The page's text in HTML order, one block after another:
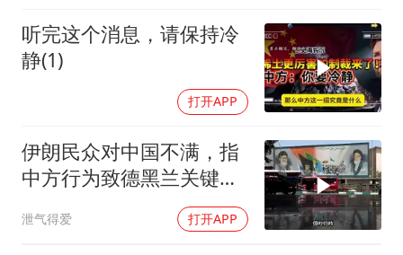
听完这个消息，请保持冷
静(1)
打开APP
伊朗民众对中国不满，指
中方行为致德黑兰关键工
泄气得爱 打开APP